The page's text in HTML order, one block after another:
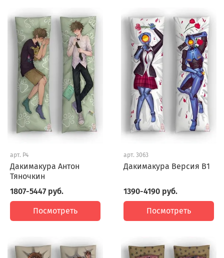
арт. P4
Дакимакура Антон
Тяночкин
1807-5447 руб.
Посмотреть
арт. 3063
Дакимакура Версия В1
1390-4190 руб.
Посмотреть